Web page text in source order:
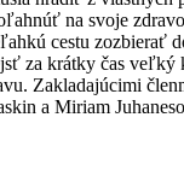
na svoje
cestu zozbierať
za krátky čas veľký
Zakladajúcimi
a Miriam